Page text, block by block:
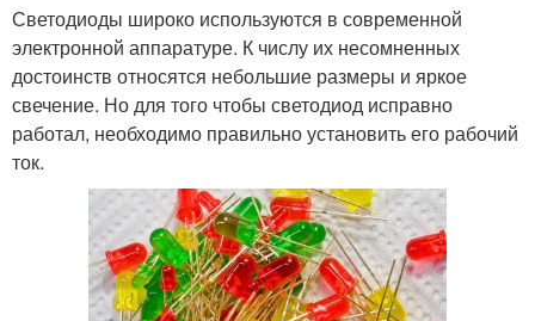
Светодиоды широко используются в современной
электронной аппаратуре. К числу их несомненных
достоинств относятся небольшие размеры и яркое
свечение. Но для того чтобы светодиод исправно
работал, необходимо правильно установить его рабочий
ток.